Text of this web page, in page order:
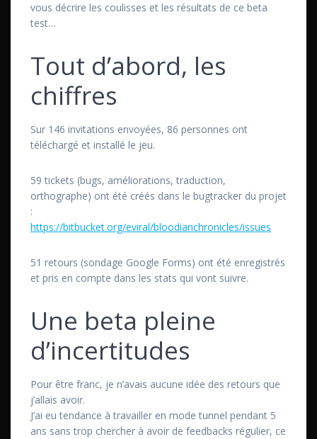
vous décrire les coulisses et les résultats de ce beta
test…
Tout d’abord, les
chiffres
Sur 146 invitations envoyées, 86 personnes ont
téléchargé et installé le jeu.
59 tickets (bugs, améliorations, traduction,
orthographe) ont été créés dans le bugtracker du projet
:
https://bitbucket.org/eviral/bloodianchronicles/issues
51 retours (sondage Google Forms) ont été enregistrés
et pris en compte dans les stats qui vont suivre.
Une beta pleine
d’incertitudes
Pour être franc, je n’avais aucune idée des retours que
j’allais avoir.
J’ai eu tendance à travailler en mode tunnel pendant 5
ans sans trop chercher à avoir de feedbacks régulier, ce